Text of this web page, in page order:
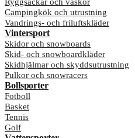
Campingkök och utrustning
Vandrings- och friluftskläder
Vintersport
Skidor och snowboards
Skid- och snowboardkläder
Skidhjälmar och skyddsutrustning
Pulkor och snowracers
Bollsporter
Fotboll
Basket
Tennis
Golf